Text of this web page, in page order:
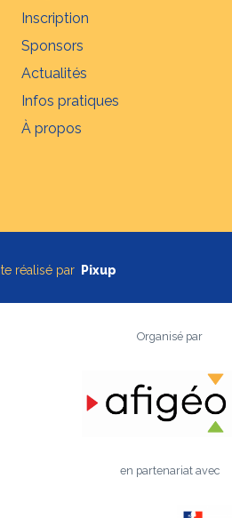
Inscription
Sponsors
Actualités
Infos pratiques
À propos
réalisé par Pixup
Organisé par
en partenariat avec